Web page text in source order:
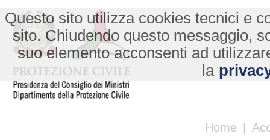
Home |
Questo sito utilizza cookies tecnici e
sito. Chiudendo questo messaggio,
suo elemento acconsenti ad
la